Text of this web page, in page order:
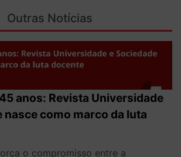
Outras Notícias
anos: Revista Universidade
nasce como marco da luta
o compromisso entre a